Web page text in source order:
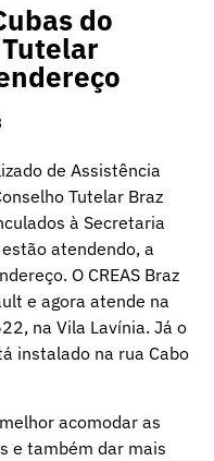
do
Tutelar
de Assistência
Tutelar Braz
à Secretaria
atendendo, a
O CREAS Braz
e agora atende na
na Vila Lavínia. Já o
instalado na rua Cabo
acomodar as
e também dar mais